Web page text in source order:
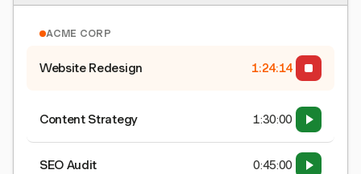
ACME CORP
Website Redesign 1:24:15
Content Strategy 1:30:00
SEO Audit 0:45:00